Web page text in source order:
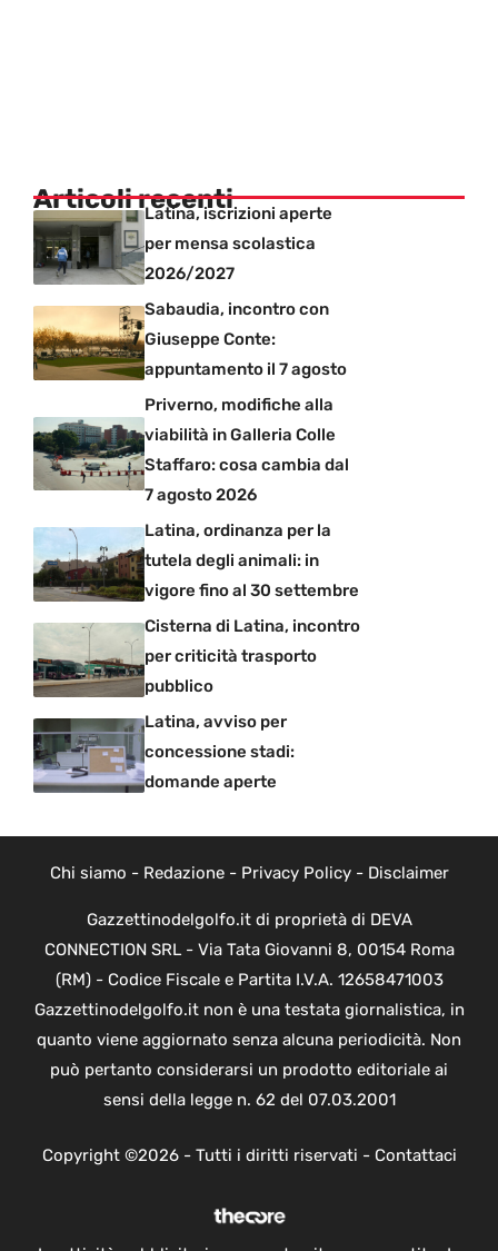
Articoli recentiLatina, iscrizioni aperte
per mensa scolastica
2026/2027
Sabaudia, incontro con
Giuseppe Conte:
appuntamento il 7 agosto
Priverno, modifiche alla
viabilità in Galleria Colle
Staffaro: cosa cambia dal
7 agosto 2026
Latina, ordinanza per la
tutela degli animali: in
vigore fino al 30 settembre
Cisterna di Latina, incontro
per criticità trasporto
pubblico
Latina, avviso per
concessione stadi:
domande aperte
Chi siamo - Redazione- Privacy Policy- Disclaimer
Gazzettinodelgolfo.it di proprietà di DEVA
CONNECTION SRL - Via Tata Giovanni 8, 00154 Roma
(RM) - Codice Fiscale e Partita I.V.A. 12658471003
Gazzettinodelgolfo.it non è una testata giornalistica, in
quanto viene aggiornato senza alcuna periodicità. Non
può pertanto considerarsi un prodotto editoriale ai
sensi della legge n. 62 del 07.03.2001
Copyright ©2026 - Tutti i diritti riservati - Contattaci